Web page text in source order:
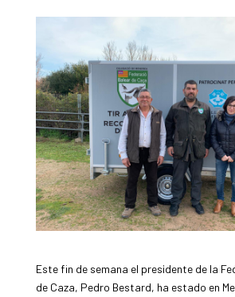
Este fin de semana el presidente de la
de Caza, Pedro Bestard, ha estado en